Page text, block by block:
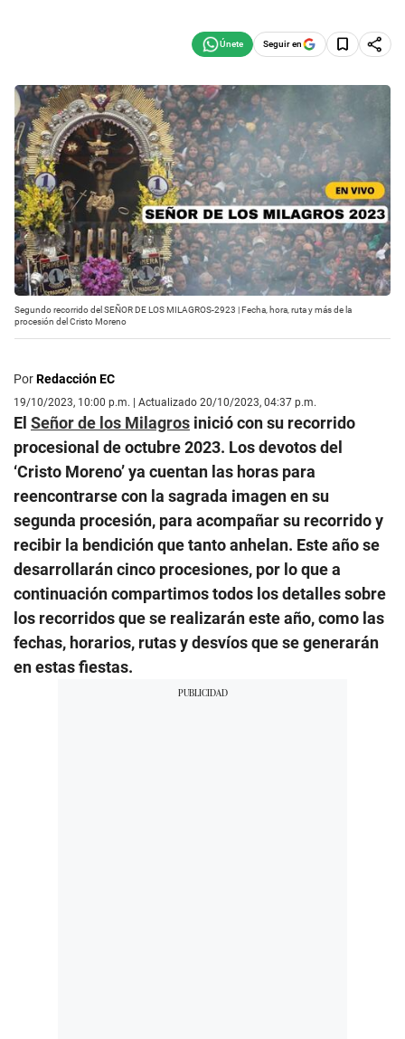
Seguir en
Segundo recorrido del SEÑOR DE LOS MILAGROS-2923 | Fecha, hora, ruta y más de la
procesión del Cristo Moreno
PorRedacción EC
19/10/2023, 10:00 p.m. | Actualizado 20/10/2023, 04:37 p.m.
El Señor de los Milagros inició con su recorrido
procesional de octubre 2023. Los devotos del
‘Cristo Moreno’ ya cuentan las horas para
reencontrarse con la sagrada imagen en su
segunda procesión, para acompañar su recorrido y
recibir la bendición que tanto anhelan. Este año se
desarrollarán cinco procesiones, por lo que a
continuación compartimos todos los detalles sobre
los recorridos que se realizarán este año, como las
fechas, horarios, rutas y desvíos que se generarán
en estas fiestas.